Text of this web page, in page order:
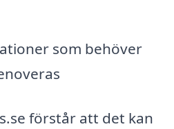
som behöver
förstår att det kan